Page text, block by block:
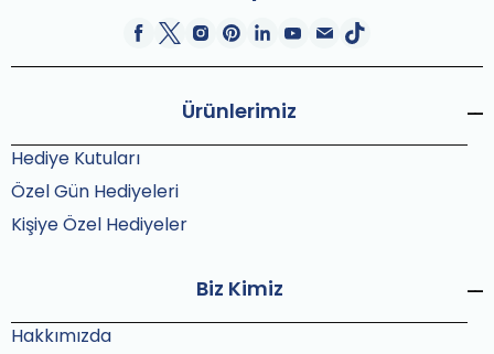
Ürünlerimiz
Hediye Kutuları
Özel Gün Hediyeleri
Kişiye Özel Hediyeler
Biz Kimiz
Hakkımızda